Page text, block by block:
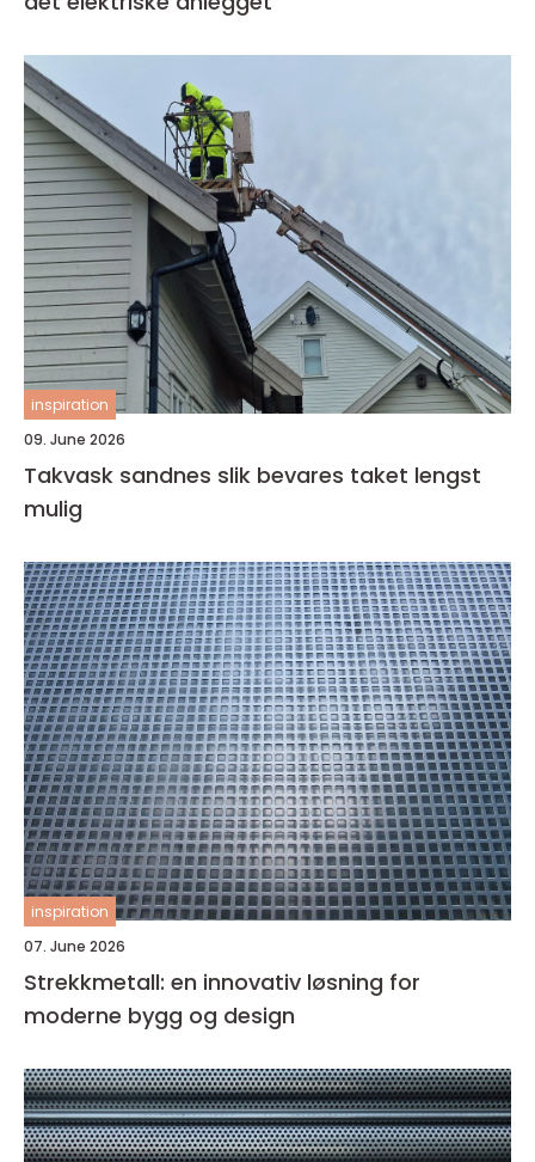
inspiration
09. June 2026
Takvask sandnes slik bevares taket lengst
mulig
inspiration
07. June 2026
Strekkmetall: en innovativ løsning for
moderne bygg og design